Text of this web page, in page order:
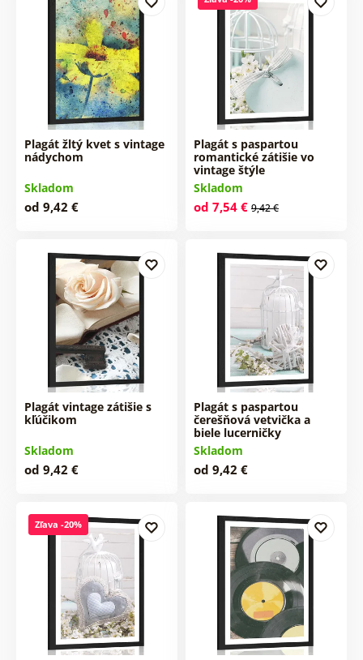
Plagát žltý kvet s vintage
nádychom
Skladom
od 9,42 €
Plagát s paspartou
romantické zátišie vo
vintage štýle
Skladom
od 7,54 € 9,42 €
Plagát vintage zátišie s
kľúčikom
Skladom
od 9,42 €
Plagát s paspartou
čerešňová vetvička a
biele lucerničky
Skladom
od 9,42 €
Zľava -20%